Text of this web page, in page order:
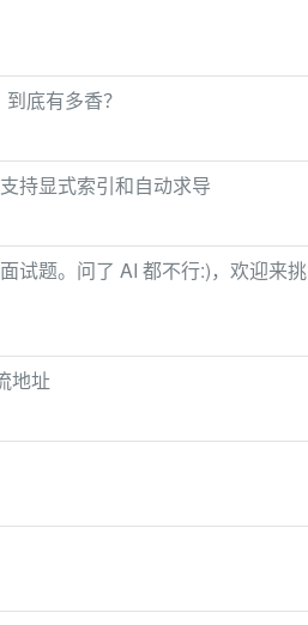
底有多香？
持显式索引和自动求导
试题。问了 AI 都不行:)，欢迎来挑
地址